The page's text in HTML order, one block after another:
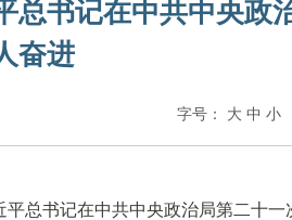
书记在中共中央政
奋进
字号： 大 中 小
总书记在中共中央政治局第二十一